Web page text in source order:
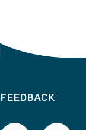
FEEDBACK